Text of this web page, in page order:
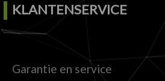
KLANTENSERVICE
Garantie en service